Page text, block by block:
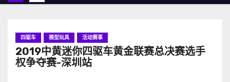
四驱车 模型玩具 活动赛事
2019中黄迷你四驱车黄金联赛总决赛选手
权争夺赛-深圳站